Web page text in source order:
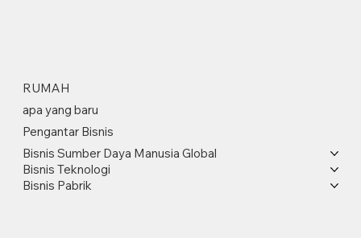
RUMAH
apa yang baru
Pengantar Bisnis
Bisnis Sumber Daya Manusia Global
Bisnis Teknologi
Bisnis Pabrik